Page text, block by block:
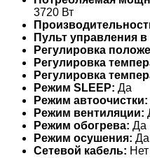
3720 Вт
Пульт управления в
Регулировка
Регулировка
Регулировка
Режим SLEEP: Да
Режим автоочистки:
Режим вентиляции:
Режим обогрева: Да
Режим осушения: Да
Сетевой кабель: Нет